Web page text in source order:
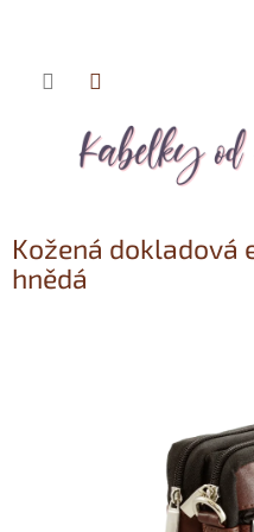
Přejít
Kožená dokladová
hnědá